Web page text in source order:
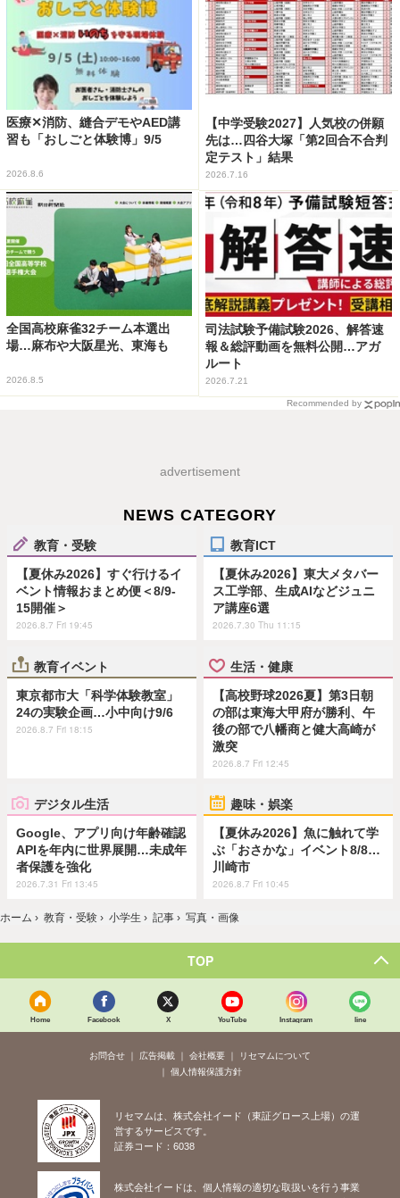
医療✕消防、縫合デモやAED講
習も「おしごと体験博」9/5
2026.8.6
【中学受験2027】人気校の併願
先は…四谷大塚「第2回合不合判
定テスト」結果
2026.7.16
全国高校麻雀32チーム本選出
場…麻布や大阪星光、東海も
2026.8.5
司法試験予備試験2026、解答速
報＆総評動画を無料公開…アガ
ルート
2026.7.21
Recommended by
advertisement
NEWS CATEGORY
教育・受験
【夏休み2026】すぐ行けるイ
ベント情報おまとめ便＜8/9-
15開催＞
2026.8.7 Fri 19:45
教育ICT
【夏休み2026】東大メタバー
ス工学部、生成AIなどジュニ
ア講座6選
2026.7.30 Thu 11:15
教育イベント
東京都市大「科学体験教室」
24の実験企画…小中向け9/6
2026.8.7 Fri 18:15
生活・健康
【高校野球2026夏】第3日朝
の部は東海大甲府が勝利、午
後の部で八幡商と健大高崎が
激突
2026.8.7 Fri 12:45
デジタル生活
Google、アプリ向け年齢確認
APIを年内に世界展開…未成年
者保護を強化
2026.7.31 Fri 13:45
趣味・娯楽
【夏休み2026】魚に触れて学
ぶ「おさかな」イベント8/8…
川崎市
2026.8.7 Fri 10:45
ホーム › 教育・受験 › 小学生 › 記事 › 写真・画像
TOP
Home Facebook X YouTube Instagram line
お問合せ 広告掲載 会社概要
リセマムについて
個人情報保護方針
リセマムは、株式会社イード（東証グロース上場）の運
営するサービスです。
証券コード：6038
株式会社イードは、個人情報の適切な取扱いを行う事業